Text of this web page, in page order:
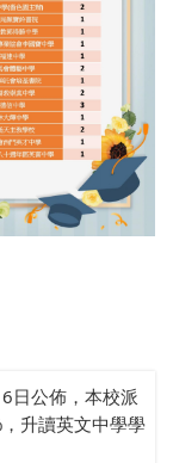
日公佈，本校派
升讀英文中學學